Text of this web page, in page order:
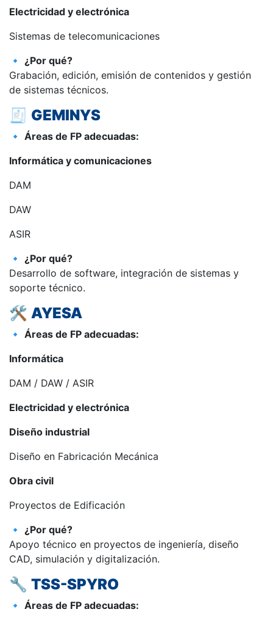
Electricidad y electrónica
Sistemas de telecomunicaciones
🔹 ¿Por qué?
Grabación, edición, emisión de contenidos y gestión
de sistemas técnicos.
🧾 GEMINYS
🔹 Áreas de FP adecuadas:
Informática y comunicaciones
DAM
DAW
ASIR
🔹 ¿Por qué?
Desarrollo de software, integración de sistemas y
soporte técnico.
🛠️ AYESA
🔹 Áreas de FP adecuadas:
Informática
DAM / DAW / ASIR
Electricidad y electrónica
Diseño industrial
Diseño en Fabricación Mecánica
Obra civil
Proyectos de Edificación
🔹 ¿Por qué?
Apoyo técnico en proyectos de ingeniería, diseño
CAD, simulación y digitalización.
🔧 TSS-SPYRO
🔹 Áreas de FP adecuadas: